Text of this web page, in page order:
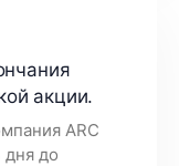
акции.
ARC
дня до